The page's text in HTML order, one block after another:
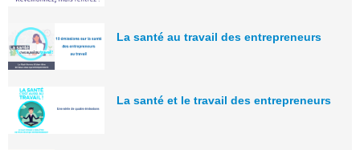
La santé au travail des entrepreneurs
La santé et le travail des entrepreneurs